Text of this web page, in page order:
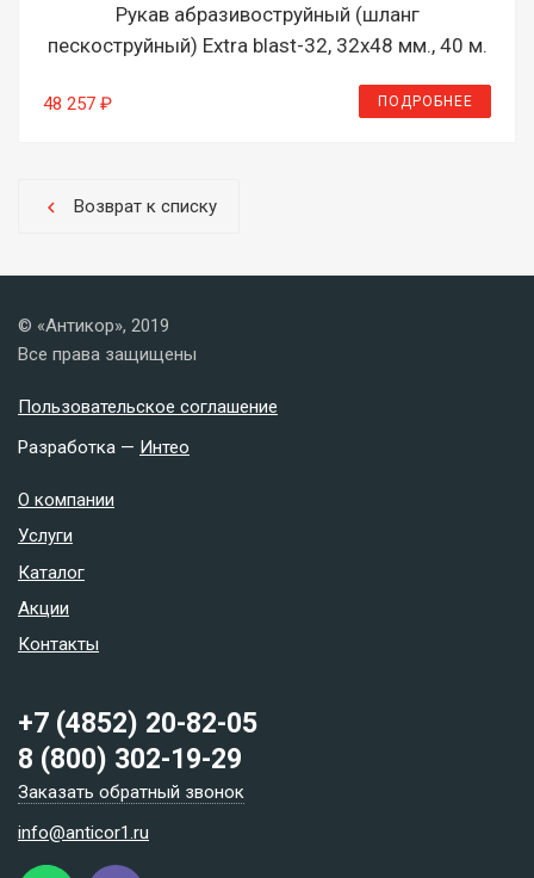
Рукав абразивоструйный (шланг
пескоструйный) Extra blast-32, 32х48 мм., 40 м.
48 257 ₽ ПОДРОБНЕЕ
chevron_left Возврат к списку
© «Антикор», 2019
Все права защищены
Пользовательское соглашение
Разработка — Интео
О компании
Услуги
Каталог
Акции
Контакты
+7 (4852) 20-82-05
8 (800) 302-19-29
Заказать обратный звонок
info@anticor1.ru